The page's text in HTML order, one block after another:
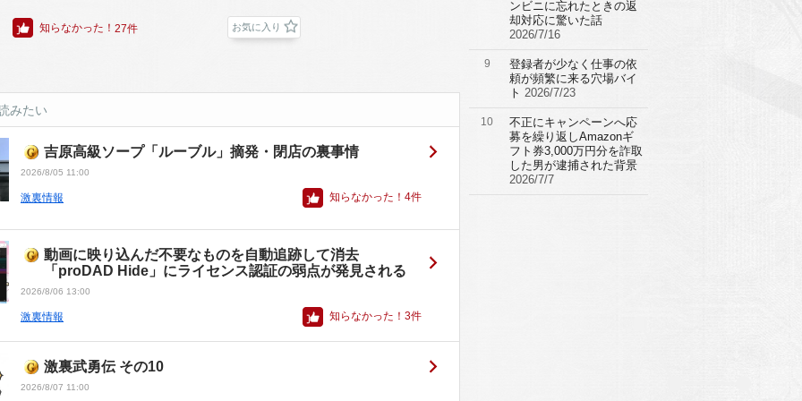
知らなかった！ 27件 お気に入り
みたい
吉原高級ソープ「ルーブル」摘発・閉店の裏事情
2026/8/05 11:00
激裏情報 知らなかった！ 4件
動画に映り込んだ不要なものを自動追跡して消去
「proDAD Hide」にライセンス認証の弱点が発見される
2026/8/06 13:00
激裏情報 知らなかった！ 3件
激裏武勇伝 その10
2026/8/07 11:00
ンビニに忘れたときの返
却対応に驚いた話
2026/7/16
9
登録者が少なく仕事の依
頼が頻繁に来る穴場バイ
ト 2026/7/23
10
不正にキャンペーンへ応
募を繰り返しAmazonギ
フト券3,000万円分を詐取
した男が逮捕された背景
2026/7/7